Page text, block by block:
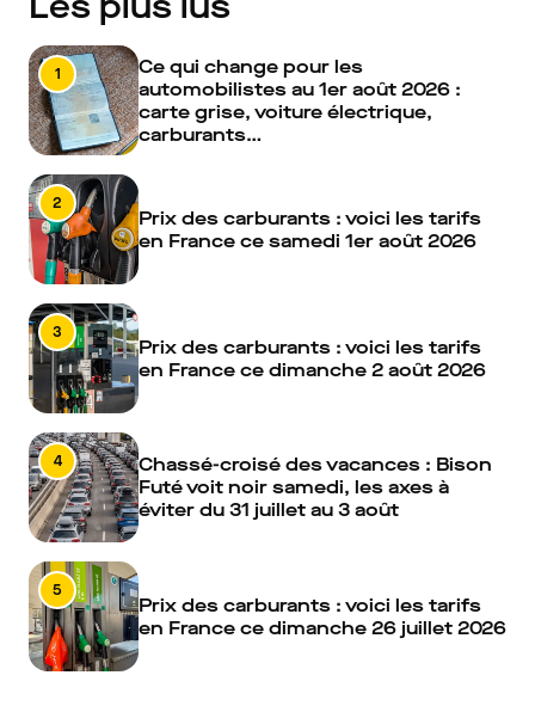
1
Ce qui change pour les
automobilistes au 1er août 2026 :
carte grise, voiture électrique,
carburants…
2
Prix des carburants : voici les tarifs
en France ce samedi 1er août 2026
3
Prix des carburants : voici les tarifs
en France ce dimanche 2 août 2026
4
Chassé-croisé des vacances : Bison
Futé voit noir samedi, les axes à
éviter du 31 juillet au 3 août
5
Prix des carburants : voici les tarifs
en France ce dimanche 26 juillet 2026